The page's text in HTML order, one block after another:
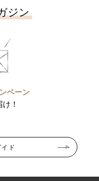
ジン
ペーン
！
ド